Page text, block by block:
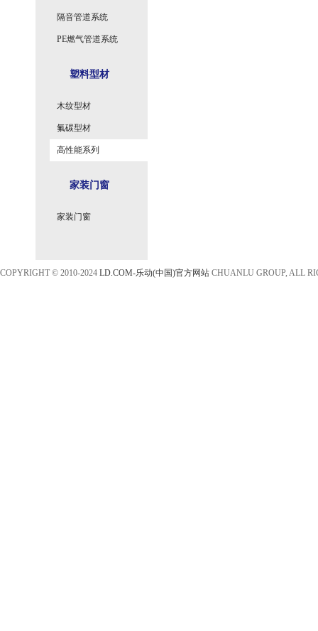
隔音管道系统
PE燃气管道系统
塑料型材
木纹型材
氟碳型材
高性能系列
家装门窗
家装门窗
COPYRIGHT © 2010-2024 LD.COM-乐动(中国)官方网站 CHUANLU GROUP, ALL